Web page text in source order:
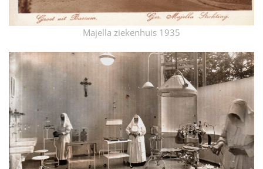
Majella ziekenhuis 1935